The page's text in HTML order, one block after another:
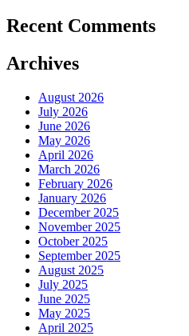
Recent Comments
Archives
August 2026
July 2026
June 2026
May 2026
April 2026
March 2026
February 2026
January 2026
December 2025
November 2025
October 2025
September 2025
August 2025
July 2025
June 2025
May 2025
April 2025